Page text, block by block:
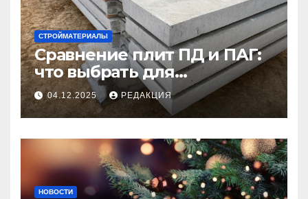
СТРОЙМАТЕРИАЛЫ
Сравнение плит ПД и ПАГ:
что выбрать для
долговечного и прочного
покрытия
04.12.2025 РЕДАКЦИЯ
НОВОСТИ